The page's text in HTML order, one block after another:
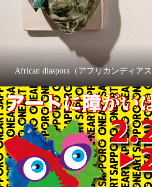
African diaspora（アフリカンディア